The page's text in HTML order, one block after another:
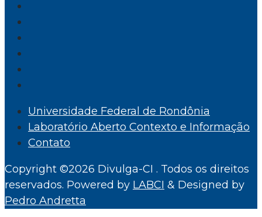
Universidade Federal de Rondônia
Laboratório Aberto Contexto e Informação
Contato
Copyright ©2026 Divulga-CI . Todos os direitos
reservados. Powered by LABCI & Designed by
Pedro Andretta